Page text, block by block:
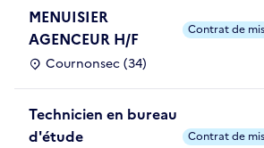
MENUISIER
AGENCEUR H/F
Cournonsec (34)
Contrat de
Technicien en bureau
d'étude
Contrat de